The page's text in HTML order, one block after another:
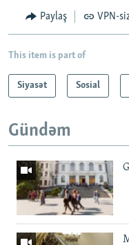
Paylaş VPN-
This item is part of
Siyasət Sosial
Gündəm